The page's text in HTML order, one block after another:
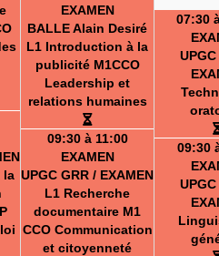
la
EXAMEN
BALLE Alain Desiré
L1 Introduction à la
publicité M1CCO
Leadership et
relations humaines
09:30 à 11:00
EXAMEN
UPGC GRR / EXAMEN
L1 Recherche
documentaire M1
CCO Communication
et citoyenneté
07:30
09:30